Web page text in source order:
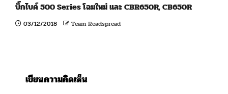
บิ๊กไบค์ 500 Series โฉมใหม่ และ CBR650R, CB650R
03/12/2018 Team Readspread
เขียนความคิดเห็น